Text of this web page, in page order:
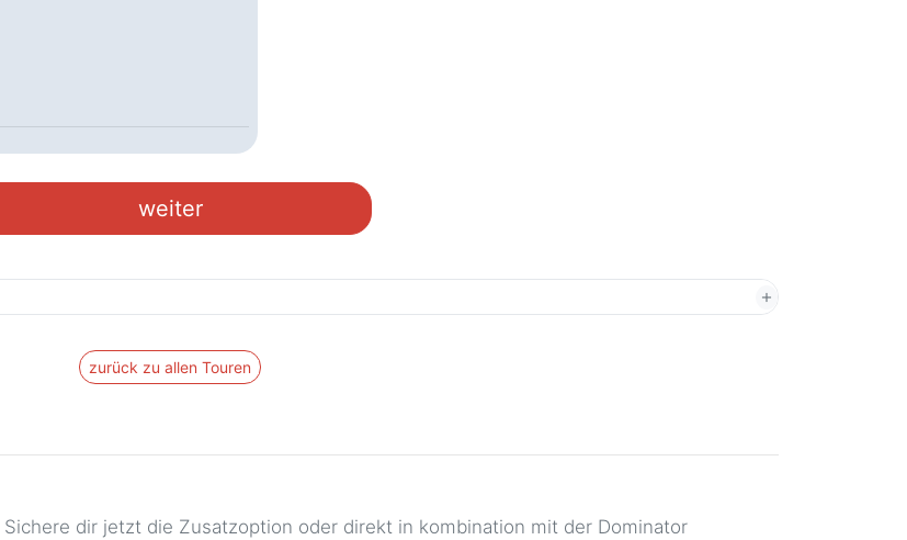
weiter
zurück zu allen Touren
Sichere dir jetzt die Zusatzoption oder direkt in kombination mit der Dominator